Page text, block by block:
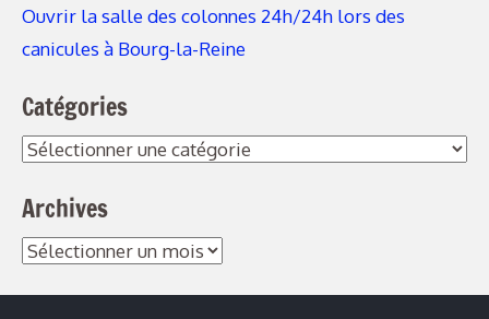
Ouvrir la salle des colonnes 24h/24h lors des
canicules à Bourg-la-Reine
Catégories
Catégories
Archives
Archives